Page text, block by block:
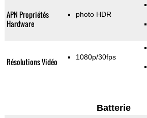
APN Propriétés
Hardware
photo HDR
Résolutions Vidéo 1080p/30fps
Batterie